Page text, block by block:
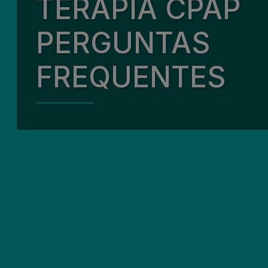
Nossa
Meio
TERAPIA CPAP
PERGUNTAS
FREQUENTES